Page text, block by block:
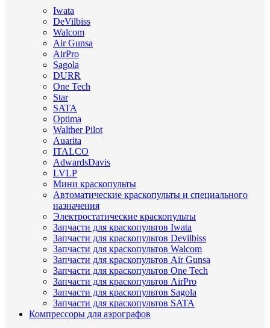
Iwata
DeVilbiss
Walcom
Air Gunsa
AirPro
Sagola
DURR
One Tech
Star
SATA
Optima
Walther Pilot
Auarita
ITALCO
AdwardsDavis
LVLP
Мини краскопульты
Автоматические краскопульты и специального
назначения
Электростатические краскопульты
Запчасти для краскопультов Iwata
Запчасти для краскопультов Devilbiss
Запчасти для краскопультов Walcom
Запчасти для краскопультов Air Gunsa
Запчасти для краскопультов One Tech
Запчасти для краскопультов AirPro
Запчасти для краскопультов Sagola
Запчасти для краскопультов SATA
Компрессоры для аэрографов